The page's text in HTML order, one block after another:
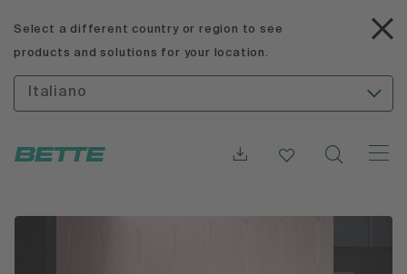
Select a different country or region to see
products and solutions for your location.
Italiano